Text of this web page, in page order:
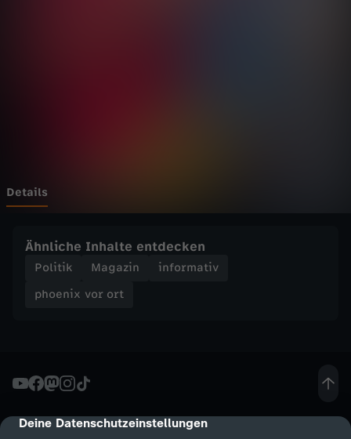
cmp-dialog-description
Deine Datenschutzeinstellungen
t
K
m
i
Details
Ähnliche Inhalte entdecken
Politik Magazin
informativ
phoenix vor ort